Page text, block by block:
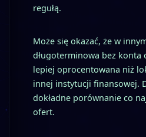
regułą.
Może się okazać, że w
długoterminowa bez konta
lepiej oprocentowana niż
innej instytucji finansowej.
dokładne porównanie co
ofert.